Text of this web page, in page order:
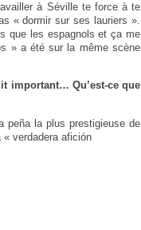
à Séville te force à te
« dormir sur ses lauriers ».
que les espagnols et ça me
» a été sur la même scène
important… Qu’est-ce que
peña la plus prestigieuse de
verdadera afición